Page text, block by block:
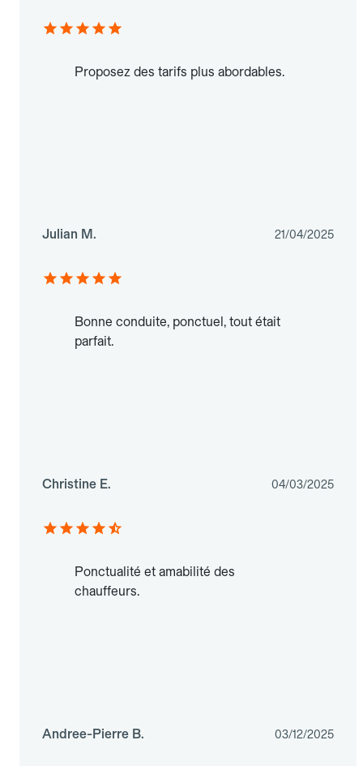
Proposez des tarifs plus abordables.
Julian M. 21/04/2025
Bonne conduite, ponctuel, tout était
parfait.
Christine E. 04/03/2025
Ponctualité et amabilité des
chauffeurs.
Andree-Pierre B. 03/12/2025